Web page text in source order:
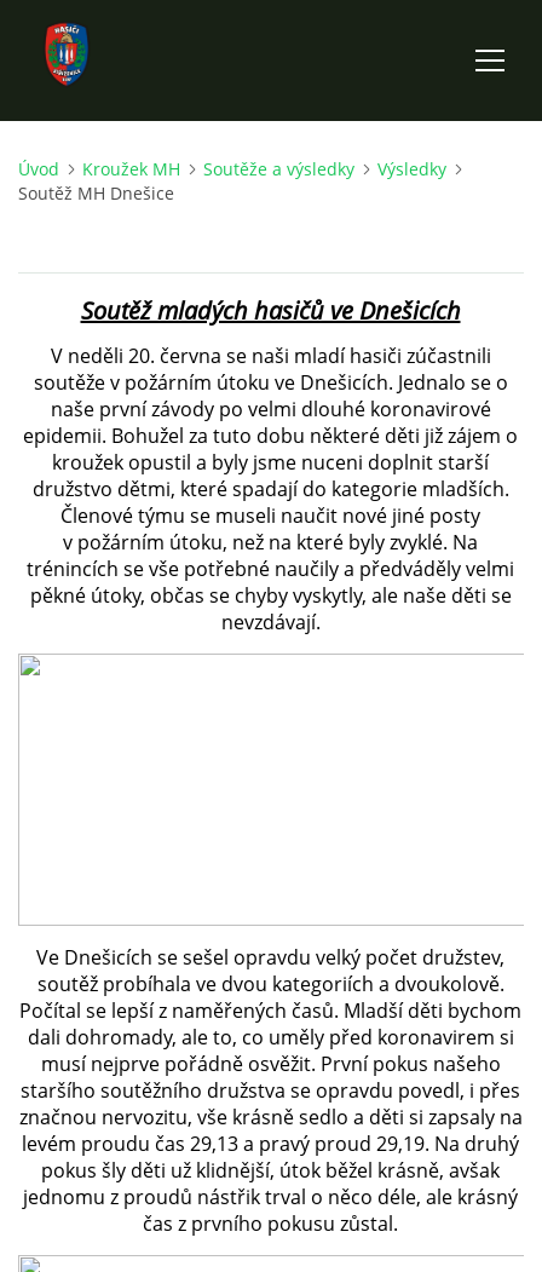
ÚVOD
VÝKONNÝ VÝBOR SBORU
DOKUMENTY
VÝJEZDOVÁ JEDNOTKA
FOTOGALERIE
PLÁNOVANÉ AKCE
MODLITBA HASIČE
ARCHIV
SH ČMS - SDH STŘÍŽOVICE
Střížovice 157, 332 07
IČO: 49183516
číslo účtu: 193707116/0300
datové schránky: d3twtd3
Úvod Kroužek MH Soutěže a výsledky
Výsledky
Soutěž MH Dnešice
Soutěž mladých hasičů ve Dnešicích
V neděli 20. června se naši mladí hasiči zúčastnili
soutěže v požárním útoku ve Dnešicích. Jednalo se o
naše první závody po velmi dlouhé koronavirové
epidemii. Bohužel za tuto dobu některé děti již zájem o
kroužek opustil a byly jsme nuceni doplnit starší
družstvo dětmi, které spadají do kategorie mladších.
Členové týmu se museli naučit nové jiné posty
v požárním útoku, než na které byly zvyklé. Na
trénincích se vše potřebné naučily a předváděly velmi
pěkné útoky, občas se chyby vyskytly, ale naše děti se
nevzdávají.
Ve Dnešicích se sešel opravdu velký počet družstev,
soutěž probíhala ve dvou kategoriích a dvoukolově.
Počítal se lepší z naměřených časů. Mladší děti bychom
dali dohromady, ale to, co uměly před koronavirem si
musí nejprve pořádně osvěžit. První pokus našeho
staršího soutěžního družstva se opravdu povedl, i přes
značnou nervozitu, vše krásně sedlo a děti si zapsaly na
levém proudu čas 29,13 a pravý proud 29,19. Na druhý
pokus šly děti už klidnější, útok běžel krásně, avšak
jednomu z proudů nástřik trval o něco déle, ale krásný
čas z prvního pokusu zůstal.